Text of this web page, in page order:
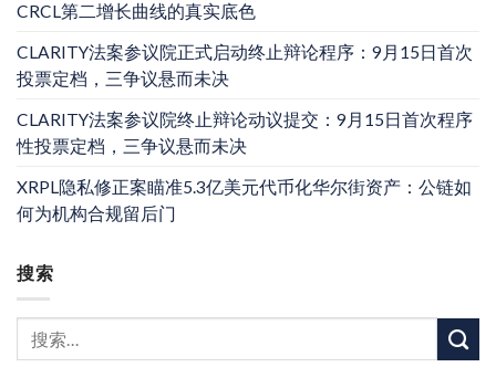
CRCL第二增长曲线的真实底色
CLARITY法案参议院正式启动终止辩论程序：9月15日首次
投票定档，三争议悬而未决
CLARITY法案参议院终止辩论动议提交：9月15日首次程序
性投票定档，三争议悬而未决
XRPL隐私修正案瞄准5.3亿美元代币化华尔街资产：公链如
何为机构合规留后门
搜索